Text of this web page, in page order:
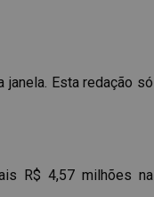
Esta redação só
R$ 4,57 milhões na